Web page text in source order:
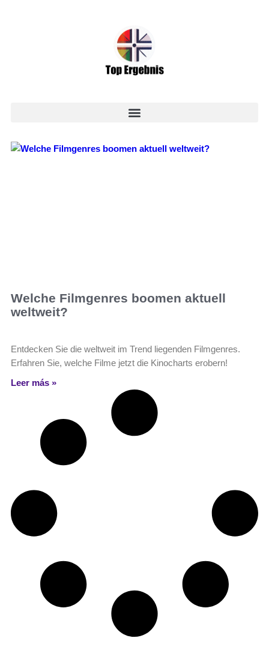
Welche Filmgenres boomen aktuell
weltweit?
Entdecken Sie die weltweit im Trend liegenden Filmgenres.
Erfahren Sie, welche Filme jetzt die Kinocharts erobern!
Leer más »